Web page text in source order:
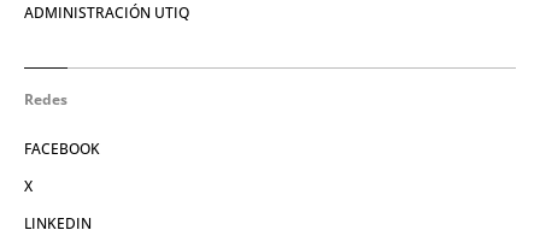
ADMINISTRACIÓN UTIQ
Redes
FACEBOOK
X
LINKEDIN